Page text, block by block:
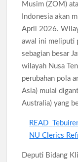
Musim (ZOM)
Indonesia akan
April 2026.
awal ini meliputi
sebagian besar
wilayah Nusa
perubahan pola
Asia) mulai
Australia) yang
READ
NU Clerics
Deputi Bidang